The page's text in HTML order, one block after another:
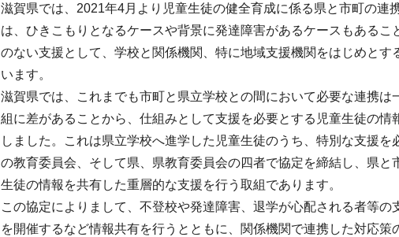
滋賀県では、2021年4月より児童生徒の健全育成に係る県と市町の
は、ひきこもりとなるケースや背景に発達障害があるケースもある
のない支援として、学校と関係機関、特に地域支援機関をはじめと
います。
滋賀県では、これまでも市町と県立学校との間において必要な連携
組に差があることから、仕組みとして支援を必要とする児童生徒の
しました。これは県立学校へ進学した児童生徒のうち、特別な支援
の教育委員会、そして県、県教育委員会の四者で協定を締結し、県
生徒の情報を共有した重層的な支援を行う取組であります。
この協定によりまして、不登校や発達障害、退学が心配される者等
を開催するなど情報共有を行うとともに、関係機関で連携した対応策